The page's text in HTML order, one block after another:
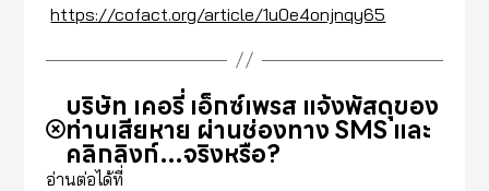
https://cofact.org/article/1u0e4onjnqy65
บริษัท เคอรี่ เอ็กซ์เพรส แจ้งพัสดุของ
ท่านเสียหาย ผ่านช่องทาง SMS และ
คลิกลิงก์…จริงหรือ?
อ่านต่อได้ที่